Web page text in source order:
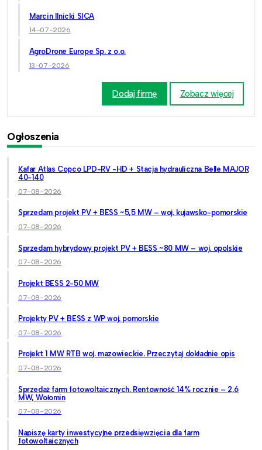
Marcin Ilnicki SICA
14-07-2026
AgroDrone Europe Sp. z o.o.
13-07-2026
Dodaj firmę Zobacz więcej
Ogłoszenia
Kafar Atlas Copco LPD-RV -HD + Stacja hydrauliczna Belle MAJOR
40-140
07-08-2026
Sprzedam projekt PV + BESS ~5,5 MW – woj. kujawsko-pomorskie
07-08-2026
Sprzedam hybrydowy projekt PV + BESS ~80 MW – woj. opolskie
07-08-2026
Projekt BESS 2-50 MW
07-08-2026
Projekty PV + BESS z WP woj. pomorskie
07-08-2026
Projekt 1 MW RTB woj. mazowieckie. Przeczytaj dokładnie opis
07-08-2026
Sprzedaż farm fotowoltaicznych. Rentowność 14% rocznie – 2,6
MW, Wołomin
07-08-2026
Napiszę karty inwestycyjne przedsięwzięcia dla farm
fotowoltaicznych